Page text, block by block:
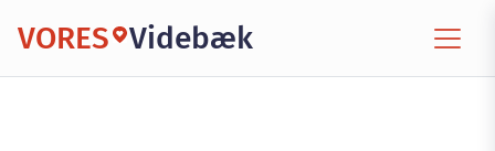
VORES Videbæk